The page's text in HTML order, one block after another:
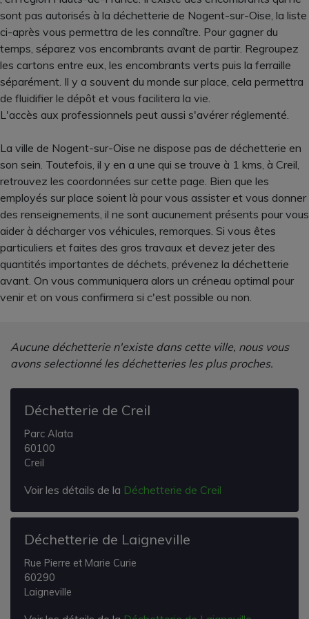
sont pas autorisés à la déchetterie de Nogent-sur-Oise, la liste
ci-après vous permettra de les connaître. Pour gagner du
temps, séparez vos encombrants avant de partir. Regroupez
les cartons entre eux, les encombrants verts puis la ferraille
séparément. Il y a souvent du monde sur place, cela permettra
de fluidifier le dépôt et vous facilitera la vie.
L'accès aux professionnels peut aussi s'avérer réglementé.
La ville de Nogent-sur-Oise ne dispose pas de déchetterie en
son sein. Toutefois, il y en a une qui se trouve à 1 kms, à Creil,
retrouvez les coordonnées sur cette page. Bien que les
employés sur place soient là pour vous assister et vous donner
des renseignements, il ne sont aucunement présents pour vous
aider à décharger vos véhicules, remorques. Si vous êtes
particuliers et faites des gros travaux et devez jeter des
quantités importantes de déchets, prévenez la déchetterie
avant. On vous communiquera alors un créneau optimal pour
venir et on vous confirmera si c'est possible ou non.
Aucune déchetterie n'existe dans cette ville, nous vous
avons selectionné les déchetteries les plus proches.
Déchetterie de Creil
Parc Alata
60100
Creil
Voir les détails de la Déchetterie de Creil
Déchetterie de Laigneville
Rue Pierre et Marie Curie
60290
Laigneville